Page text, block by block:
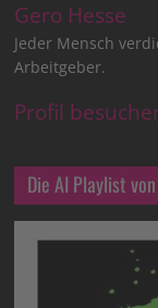
Gero Hesse
Jeder Mensch
Arbeitgeber.
Profil
Die AI Playlist von